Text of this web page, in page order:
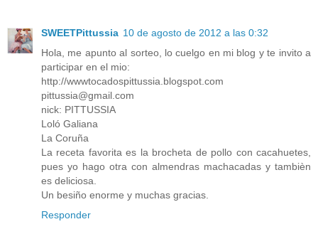
SWEETPittussia 10 de agosto de 2012 a las 0:32
Hola, me apunto al sorteo, lo cuelgo en mi blog y te invito a
participar en el mio:
http://wwwtocadospittussia.blogspot.com
pittussia@gmail.com
nick: PITTUSSIA
Loló Galiana
La Coruña
La receta favorita es la brocheta de pollo con cacahuetes,
pues yo hago otra con almendras machacadas y tambièn
es deliciosa.
Un besiño enorme y muchas gracias.
Responder